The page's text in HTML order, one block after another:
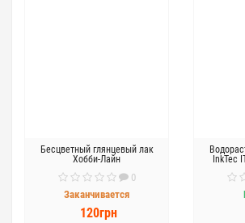
Бесцветный глянцевый лак
Хобби-Лайн
0
Заканчивается
120грн
InkTec